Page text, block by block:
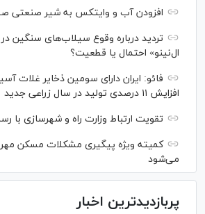
افزودن آب و وایتکس به شیر صنعتی
تردید درباره وقوع سیلاب‌های سنگین در
ال‌نینو» احتمال یا قطعیت؟
فائو: ایران دارای سومین ذخایر غلات
افزایش ۱۱ درصدی تولید در سال زراعی جدید
تقویت ارتباط وزارت راه و شهرسازی با
کمیته ویژه پیگیری مشکلات مسکن
می‌شود
پربازدیدترین اخبار